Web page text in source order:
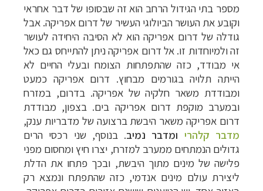
מספר בתי הגידול הרחב הוא זה שבסופו של דבר אחראי
וקובע את העושר הביולוגי העשיר של דרום אפריקה. אבל
גודלה של דרום אפריקה הוא לא הסיבה היחידה לעושר
זה ולמיוחדות זו. אל דרום אפריקה ניתן להתייחס גם כאל
אי מבודד, כזה שהתפתחות הצומח ובעלי החיים לא
הייתה תלויה בגורמים מבחוץ. דרום אפריקה כמעט
ומבודדת משאר חלקיה של אפריקה. בדרום, במזרח
ובמערב מוקפת דרום אפריקה בים. בצפון, מבודדת
דרום אפריקה משאר היבשת ברצועה של מדבריות ענק,
מדבר קלהרי ומדבר נמיב. בנוסף, שני רכסי הרים
גדולים הנמתחים ממערב למזרח, יצרו חיץ ומחסום מפני
פלישה של מינים מתוך היבשת, ובכך פתחו את הדלת
ליצירת עולם מינים אנדמי, כזה שהתפתח ונמצא רק